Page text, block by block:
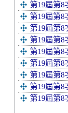
第19屆第8
第19屆第8
第19屆第8
第19屆第8
第19屆第8
第19屆第8
第19屆第8
第19屆第8
第19屆第8